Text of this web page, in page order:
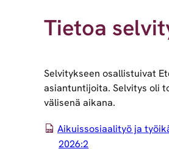
Tietoa
Selvitykseen osallistuivat
asiantuntijoita. Selvitys oli
välisenä aikana.
Aikuissosiaalityö ja
2026:2